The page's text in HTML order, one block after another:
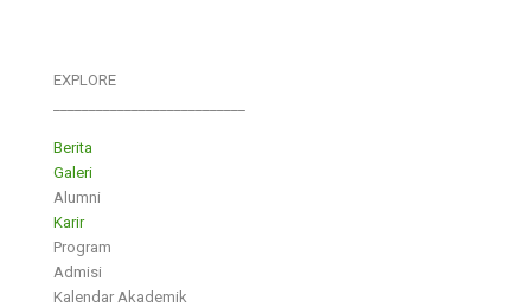
EXPLORE
Berita
Galeri
Alumni
Karir
Program
Admisi
Kalendar Akademik